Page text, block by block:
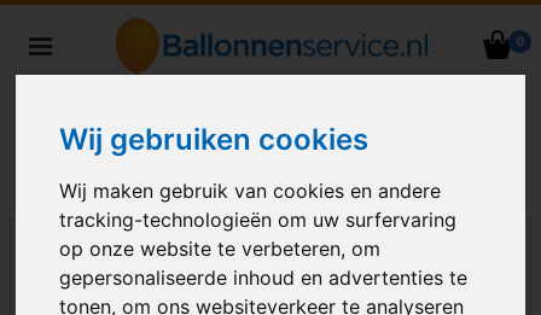
Wij gebruiken cookies
Wij maken gebruik van cookies en andere
tracking-technologieën om uw surfervaring
op onze website te verbeteren, om
gepersonaliseerde inhoud en advertenties te
tonen, om ons websiteverkeer te analyseren
0
Nederland